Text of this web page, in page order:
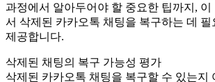
과정에서 알아두어야 할 중요한 팁까지, 이
서 삭제된 카카오톡 채팅을 복구하는 데 필
제공합니다.
삭제된 채팅의 복구 가능성 평가
삭제된 카카오톡 채팅을 복구할 수 있는지